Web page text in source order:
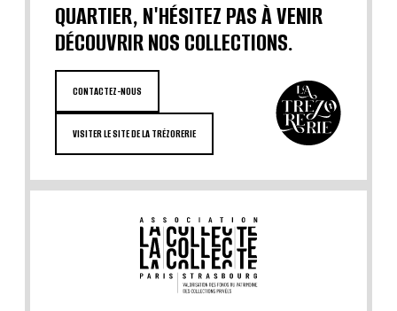
QUARTIER, N'HÉSITEZ PAS À VENIR
DÉCOUVRIR NOS COLLECTIONS.
CONTACTEZ-NOUS
VISITER LE SITE DE LA TRÉZORERIE